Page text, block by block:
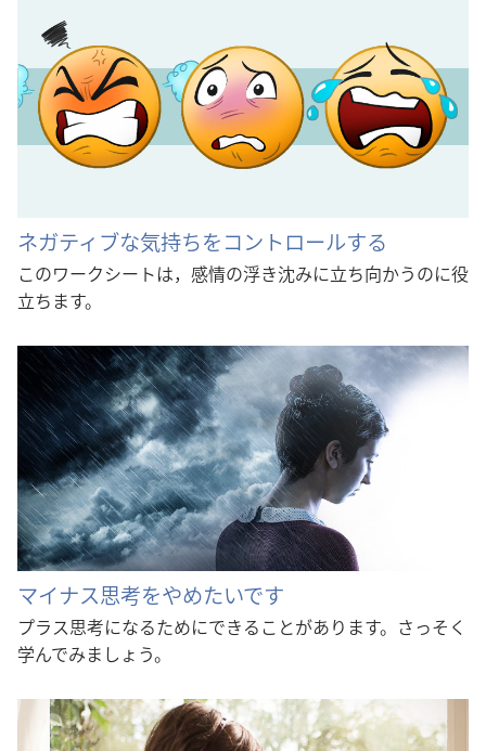
ネガティブな気持ちをコントロールする
このワークシートは，感情の浮き沈みに立ち向かうのに役
立ちます。
マイナス思考をやめたいです
プラス思考になるためにできることがあります。さっそく
学んでみましょう。